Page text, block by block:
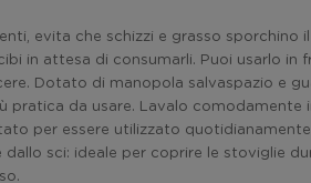
evita che schizzi e grasso sporchino
in attesa di consumarli. Puoi usarlo in
Dotato di manopola salvaspazio e
pratica da usare. Lavalo
per essere utilizzato
sci: ideale per coprire le stoviglie